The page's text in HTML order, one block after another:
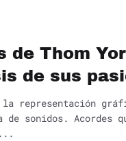
de Thom
de sus
la representación
de sonidos. Acordes